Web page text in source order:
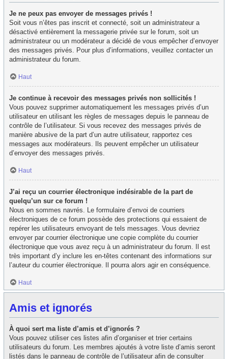
Je ne peux pas envoyer de messages privés !
Soit vous n’êtes pas inscrit et connecté, soit un administrateur a
désactivé entièrement la messagerie privée sur le forum, soit un
administrateur ou un modérateur a décidé de vous empêcher d’envoyer
des messages privés. Pour plus d’informations, veuillez contacter un
administrateur du forum.
Haut
Je continue à recevoir des messages privés non sollicités !
Vous pouvez supprimer automatiquement les messages privés d’un
utilisateur en utilisant les règles de messages depuis le panneau de
contrôle de l’utilisateur. Si vous recevez des messages privés de
manière abusive de la part d’un autre utilisateur, rapportez ces
messages aux modérateurs. Ils peuvent empêcher un utilisateur
d’envoyer des messages privés.
Haut
J’ai reçu un courrier électronique indésirable de la part de
quelqu’un sur ce forum !
Nous en sommes navrés. Le formulaire d’envoi de courriers
électroniques de ce forum possède des protections qui essaient de
repérer les utilisateurs envoyant de tels messages. Vous devriez
envoyer par courrier électronique une copie complète du courrier
électronique que vous avez reçu à un administrateur du forum. Il est
très important d’y inclure les en-têtes contenant des informations sur
l’auteur du courrier électronique. Il pourra alors agir en conséquence.
Haut
Amis et ignorés
À quoi sert ma liste d’amis et d’ignorés ?
Vous pouvez utiliser ces listes afin d’organiser et trier certains
utilisateurs du forum. Les membres ajoutés à votre liste d’amis seront
listés dans le panneau de contrôle de l’utilisateur afin de consulter